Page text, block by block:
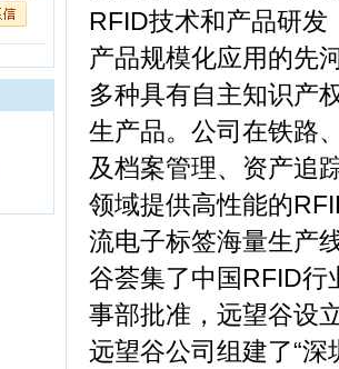
RFID技术和产品研发
产品规模化应用的先
多种具有自主知识产
生产品。公司在铁路
及档案管理、资产追
领域提供高性能的
流电子标签海量生产
谷荟集了中国RFID行
事部批准，远望谷设
远望谷公司组建了“